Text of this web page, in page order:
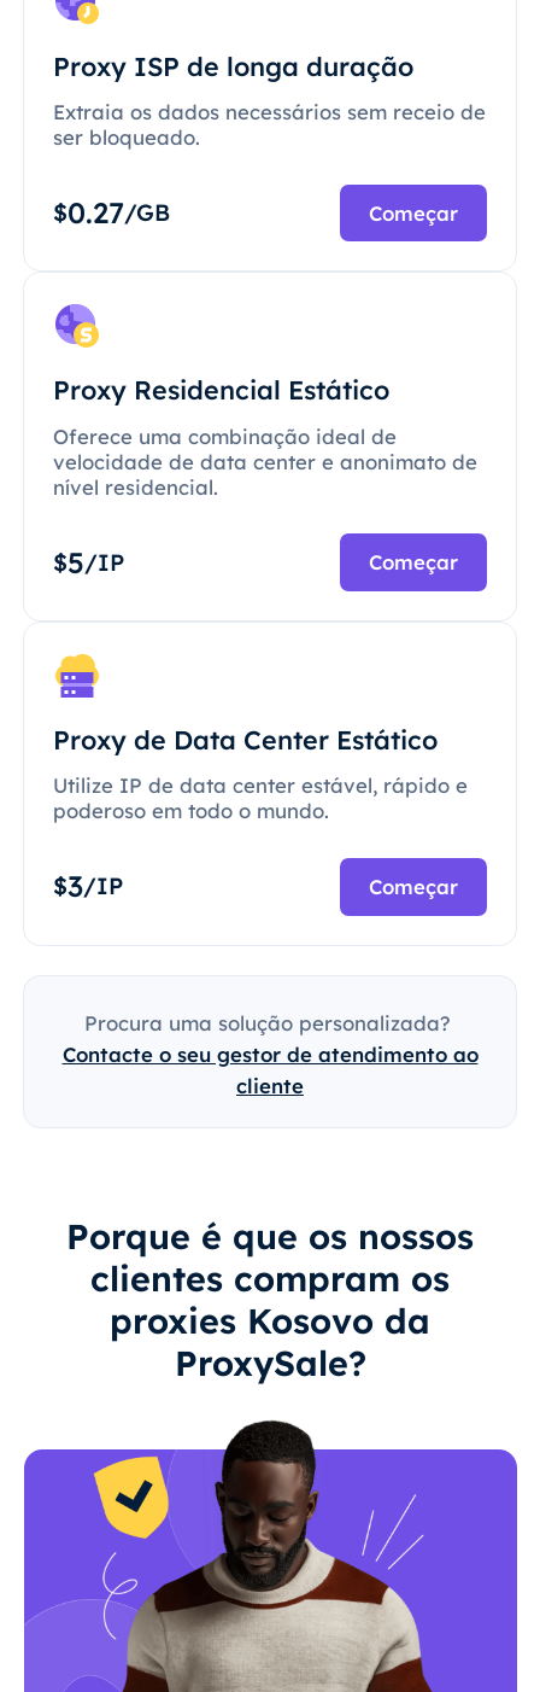
Proxy ISP de longa duração
Extraia os dados necessários sem receio de
ser bloqueado.
$0.27/GB Começar
Proxy Residencial Estático
Oferece uma combinação ideal de
velocidade de data center e anonimato de
nível residencial.
$5/IP Começar
Proxy de Data Center Estático
Utilize IP de data center estável, rápido e
poderoso em todo o mundo.
$3/IP Começar
Procura uma solução personalizada?
Contacte o seu gestor de atendimento ao
cliente
Porque é que os nossos
clientes compram os
proxies Kosovo da
ProxySale?